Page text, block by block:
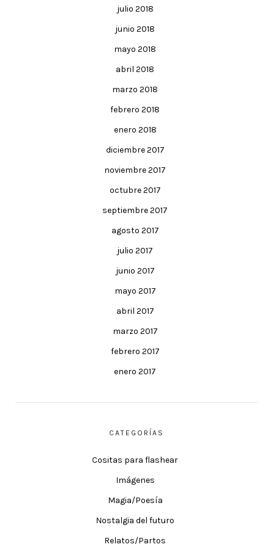
julio 2018
junio 2018
mayo 2018
abril 2018
marzo 2018
febrero 2018
enero 2018
diciembre 2017
noviembre 2017
octubre 2017
septiembre 2017
agosto 2017
julio 2017
junio 2017
mayo 2017
abril 2017
marzo 2017
febrero 2017
enero 2017
CATEGORÍAS
Cositas para flashear
Imágenes
Magia/Poesía
Nostalgia del futuro
Relatos/Partos